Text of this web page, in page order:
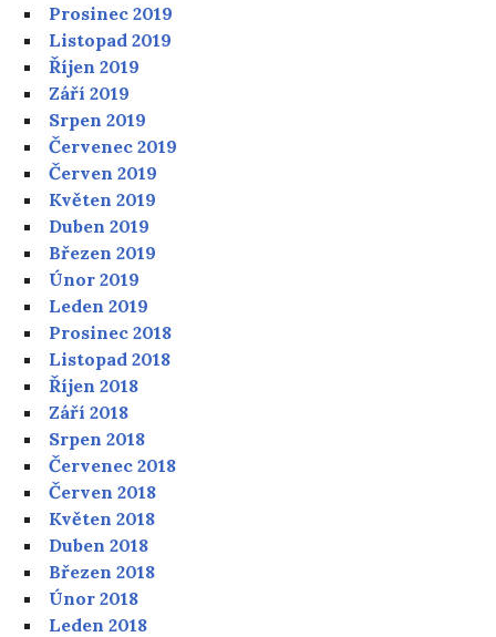
Prosinec 2019
Listopad 2019
Říjen 2019
Září 2019
Srpen 2019
Červenec 2019
Červen 2019
Květen 2019
Duben 2019
Březen 2019
Únor 2019
Leden 2019
Prosinec 2018
Listopad 2018
Říjen 2018
Září 2018
Srpen 2018
Červenec 2018
Červen 2018
Květen 2018
Duben 2018
Březen 2018
Únor 2018
Leden 2018